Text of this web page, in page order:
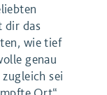
dir das
wie tief
genau
sei